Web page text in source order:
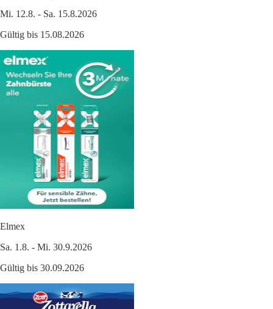
Mi. 12.8. - Sa. 15.8.2026
Gültig bis 15.08.2026
Elmex
Sa. 1.8. - Mi. 30.9.2026
Gültig bis 30.09.2026